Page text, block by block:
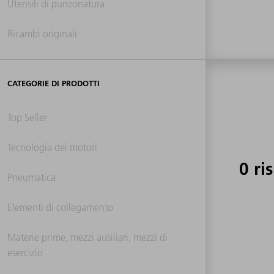
Utensili di punzonatura
Ricambi originali
CATEGORIE DI PRODOTTI
Top Seller
Tecnologia dei motori
Pneumatica
Elementi di collegamento
Materie prime, mezzi ausiliari, mezzi di
esercizio
0